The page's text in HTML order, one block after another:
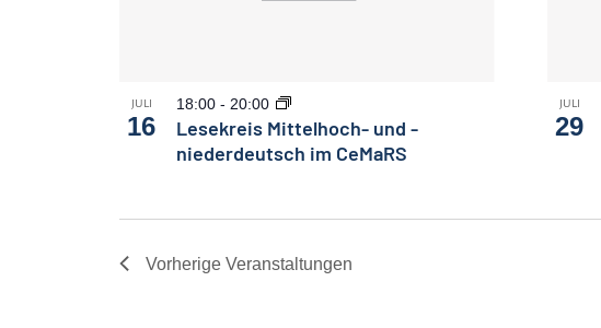
JULI
16
Lesekreis Mittelhoch- und -
niederdeutsch im CeMaRS
18:00 - 20:00 JULI
29
Vorherige Veranstaltungen